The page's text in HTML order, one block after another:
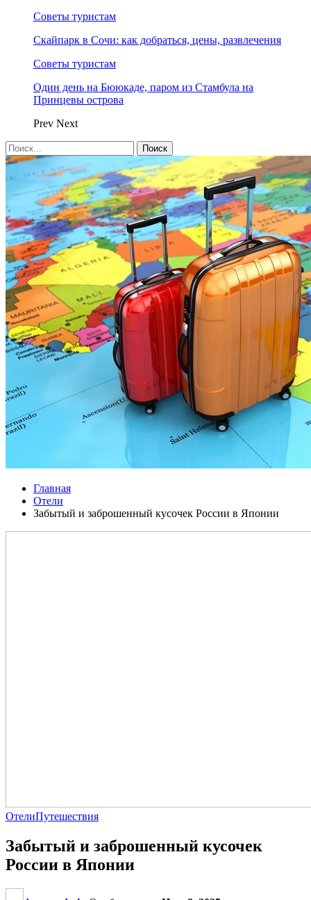
Советы туристам
Скайпарк в Сочи: как добраться, цены, развлечения
Советы туристам
Один день на Бююкаде, паром из Стамбула на
Принцевы острова
Prev Next
Главная
Отели
Забытый и заброшенный кусочек России в Японии
ОтелиПутешествия
Забытый и заброшенный кусочек
России в Японии